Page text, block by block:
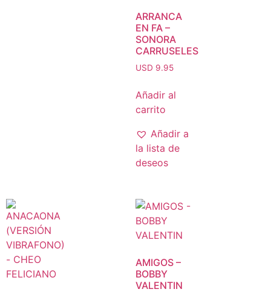
ARRANCA
EN FA –
SONORA
CARRUSELES
USD 9.95
Añadir al
carrito
Añadir a
la lista de
deseos
AMIGOS –
BOBBY
VALENTIN